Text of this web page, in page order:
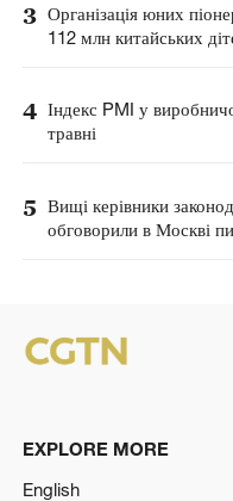
3 Організація юних
112 млн китайських
4 Індекс PMI у
травні
5 Вищі керівники
обговорили в Москві
EXPLORE MORE
English